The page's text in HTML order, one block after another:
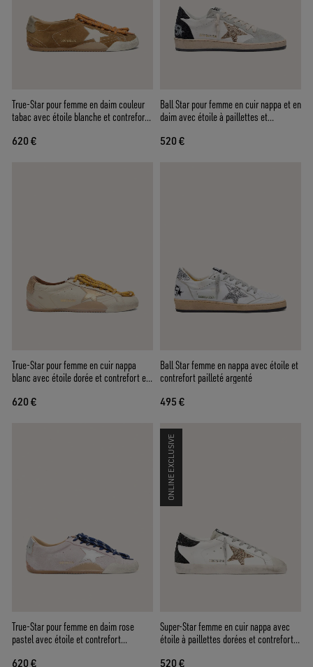
True-Star pour femme en daim couleur
tabac avec étoile blanche et contrefort
620 €
Ball Star pour femme en cuir nappa et en
daim avec étoile à paillettes et
520 €
True-Star pour femme en cuir nappa
blanc avec étoile dorée et contrefort en
620 €
Ball Star femme en nappa avec étoile et
contrefort pailleté argenté
495 €
True-Star pour femme en daim rose
pastel avec étoile et contrefort
620 €
ONLINE EXCLUSIVE
Super-Star femme en cuir nappa avec
étoile à paillettes dorées et contrefort à
520 €